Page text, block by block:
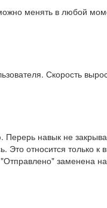
менять в любой
Скорость
навык не
Это относится только к
заменена на